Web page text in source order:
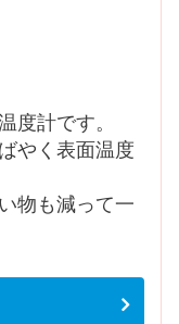
度計です。
やく表面温度
物も減って一